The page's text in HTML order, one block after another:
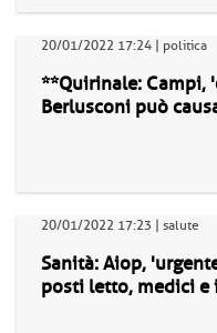
20/01/2022 17:24 | politica
**Quirinale: Campi,
Berlusconi può
20/01/2022 17:23 | salute
Sanità: Aiop,
posti letto, medici